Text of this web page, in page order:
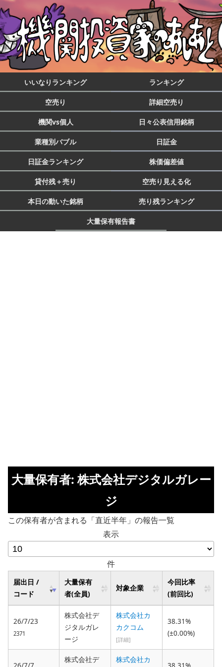
いいなりランキング ランキング
空売り 詳細空売り
機関vs個人 日々公表信用銘柄
業種別バブル 日証金
日証金ランキング 株価偏差値
貸付残＋売り 空売り見える化
本日の動いた銘柄 売り残ランキング
大量保有報告書
大量保有者: 株式会社デジタルガレー
ジ
この保有者が含まれる「直近半年」の報告一覧
表示
件
届出日 /
コード
大量保有
者(全員)
対象企業
今回比率
(前回比)
26/7/23
2371
株式会社デ
ジタルガレ
ージ
株式会社カ
カクコム
[詳細]
38.31%
(±0.00%)
株式会社デ
株式会社カ